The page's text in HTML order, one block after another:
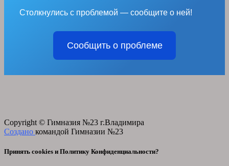
Столкнулись с проблемой — сообщите о ней!
Сообщить о проблеме
Copyright © Гимназия №23 г.Владимира
Создано командой Гимназии №23
Принять cookies и Политику Конфиденциальности?